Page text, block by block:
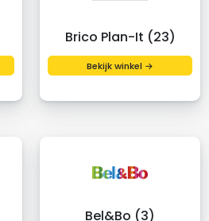
Brico Plan-It (23)
Bekijk winkel →
Bel&Bo (3)